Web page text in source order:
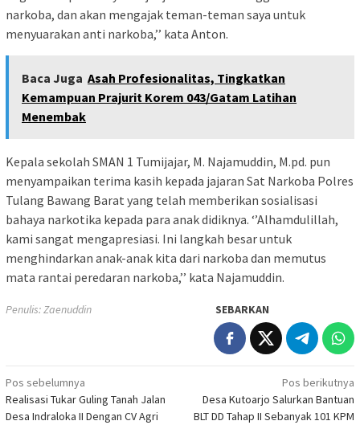
narkoba, dan akan mengajak teman-teman saya untuk
menyuarakan anti narkoba,’’ kata Anton.
Baca Juga Asah Profesionalitas, Tingkatkan
Kemampuan Prajurit Korem 043/Gatam Latihan
Menembak
Kepala sekolah SMAN 1 Tumijajar, M. Najamuddin, M.pd. pun
menyampaikan terima kasih kepada jajaran Sat Narkoba Polres
Tulang Bawang Barat yang telah memberikan sosialisasi
bahaya narkotika kepada para anak didiknya. ‘’Alhamdulillah,
kami sangat mengapresiasi. Ini langkah besar untuk
menghindarkan anak-anak kita dari narkoba dan memutus
mata rantai peredaran narkoba,’’ kata Najamuddin.
Penulis: Zaenuddin SEBARKAN
Navigasi
pos
Pos sebelumnya
Realisasi Tukar Guling Tanah Jalan
Desa Indraloka II Dengan CV Agri
Pos berikutnya
Desa Kutoarjo Salurkan Bantuan
BLT DD Tahap II Sebanyak 101 KPM